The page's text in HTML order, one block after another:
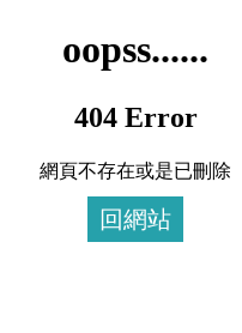
oopss......
404 Error
網頁不存在或是已刪除
回網站